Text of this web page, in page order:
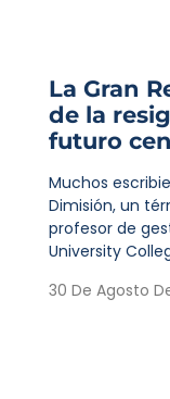
La Gran
de la
futuro
Muchos
Dimisión, un
profesor de
University
30 De Agosto